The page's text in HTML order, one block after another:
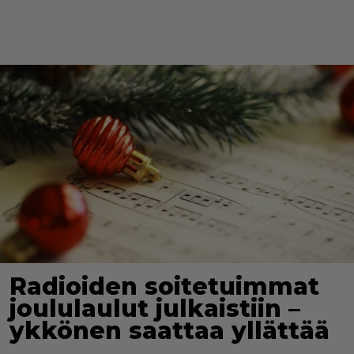
Radioiden soitetuimmat
joululaulut julkaistiin –
ykkönen saattaa yllättää